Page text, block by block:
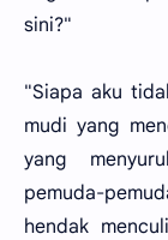
sini?"
"Siapa aku
mudi yang
yang
pemuda-
hendak